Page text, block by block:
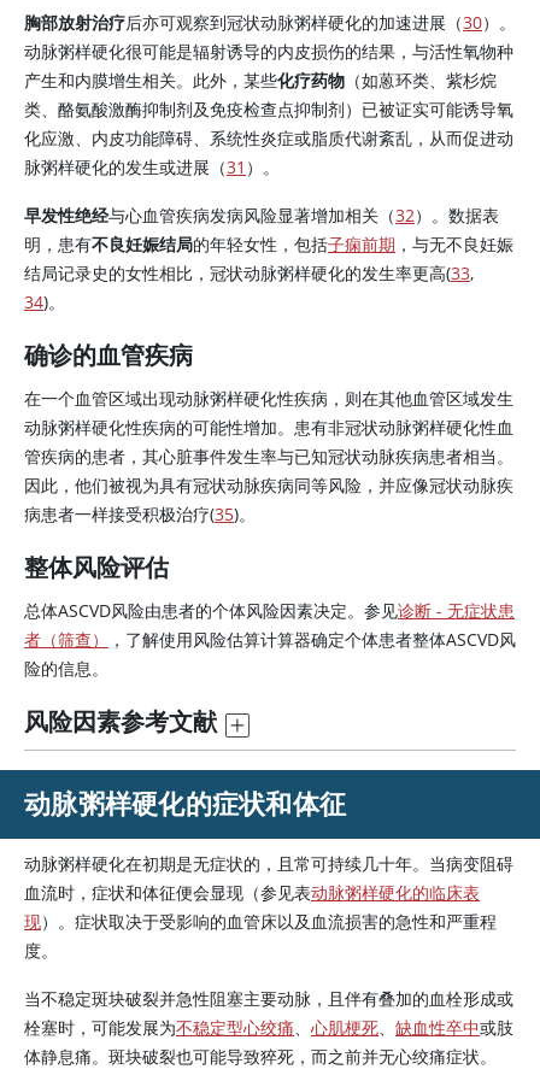
胸部放射治疗后亦可观察到冠状动脉粥样硬化的加速进展（30）。
动脉粥样硬化很可能是辐射诱导的内皮损伤的结果，与活性氧物种
产生和内膜增生相关。此外，某些化疗药物 （如蒽环类、紫杉烷
类、酪氨酸激酶抑制剂及免疫检查点抑制剂）已被证实可能诱导氧
化应激、内皮功能障碍、系统性炎症或脂质代谢紊乱，从而促进动
脉粥样硬化的发生或进展（31 ）。
早发性绝经与心血管疾病发病风险显著增加相关（32）。数据表
明，患有不良妊娠结局的年轻女性，包括子痫前期 ，与无不良妊娠
结局记录史的女性相比，冠状动脉粥样硬化的发生率更高(33,
34)。
确诊的血管疾病
在一个血管区域出现动脉粥样硬化性疾病，则在其他血管区域发生
动脉粥样硬化性疾病的可能性增加。患有非冠状动脉粥样硬化性血
管疾病的患者，其心脏事件发生率与已知冠状动脉疾病患者相当。
因此，他们被视为具有冠状动脉疾病同等风险，并应像冠状动脉疾
病患者一样接受积极治疗(35)。
整体风险评估
总体ASCVD风险由患者的个体风险因素决定。参见诊断 - 无症状患
者（筛查）
，了解使用风险估算计算器确定个体患者整体ASCVD风
险的信息。
风险因素参考文献
动脉粥样硬化的症状和体征
动脉粥样硬化在初期是无症状的，且常可持续几十年。当病变阻碍
血流时，症状和体征便会显现（参见表动脉粥样硬化的临床表
现）。症状取决于受影响的血管床以及血流损害的急性和严重程
度。
当不稳定斑块破裂并急性阻塞主要动脉，且伴有叠加的血栓形成或
栓塞时，可能发展为不稳定型心绞痛 心肌梗死 缺血性卒中或肢
体静息痛。斑块破裂也可能导致猝死，而之前并无心绞痛症状。